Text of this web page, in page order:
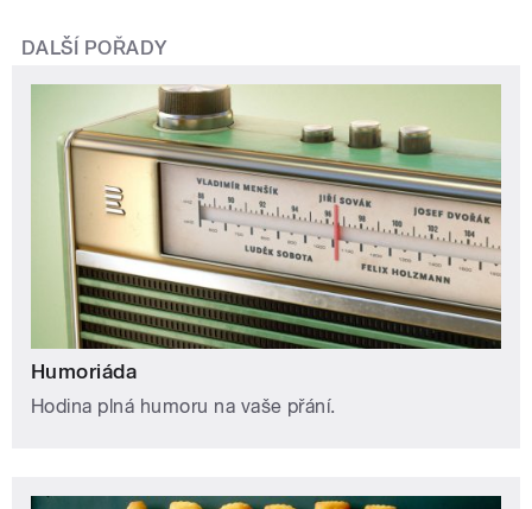
DALŠÍ POŘADY
Humoriáda
Hodina plná humoru na vaše přání.